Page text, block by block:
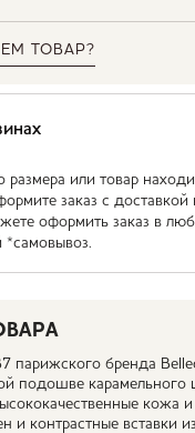
ТОВАР?
или товар
заказ с
оформить заказ в
*самовывоз.
парижского бренда
подошве карамельного
кожа и
и контрастные вставки